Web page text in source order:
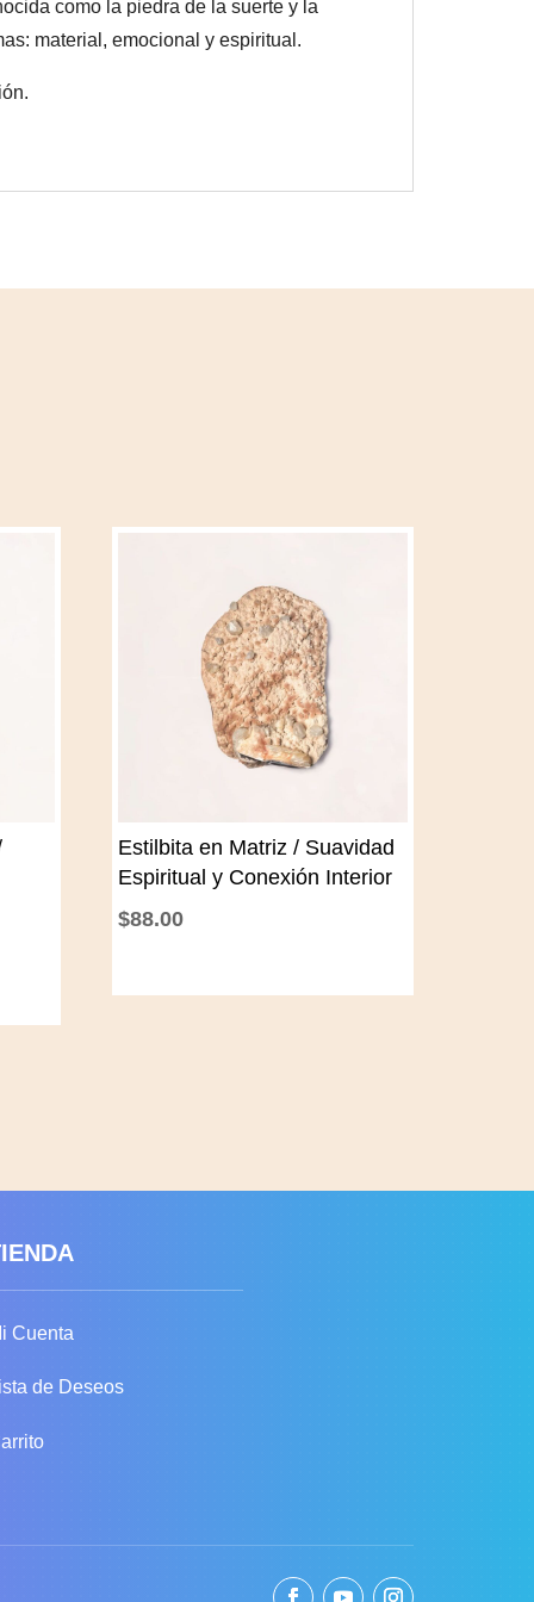
como la piedra de la suerte y la
material, emocional y espiritual.
Estilbita en Matriz / Suavidad
Espiritual y Conexión Interior
$88.00
Cuenta
de Deseos